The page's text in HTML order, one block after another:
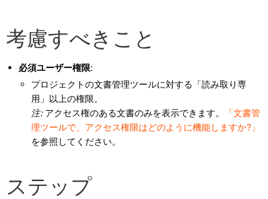
考慮すべきこと
必須ユーザー権限:
プロジェクトの文書管理ツールに対する「読み取り専
用」以上の権限。
注:アクセス権のある文書のみを表示できます。
「文書管
理ツールで、アクセス権限はどのように機能しますか?」
を参照してください。
ステップ